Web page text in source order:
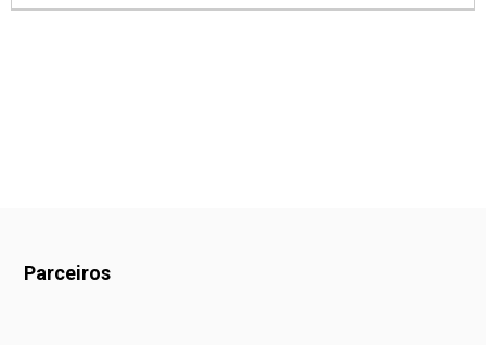
Parceiros